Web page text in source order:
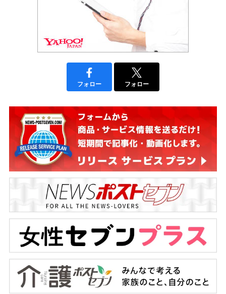
フォロー フォロー